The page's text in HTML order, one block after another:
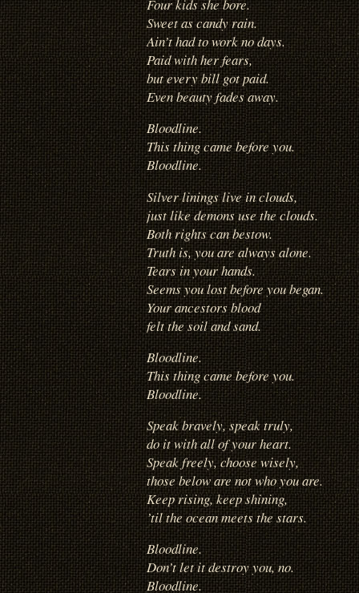
Four kids she bore.
Sweet as candy rain.
Ain’t had to work no days.
Paid with her fears,
but every bill got paid.
Even beauty fades away.
Bloodline.
This thing came before you.
Bloodline.
Silver linings live in clouds,
just like demons use the clouds.
Both rights can bestow.
Truth is, you are always alone.
Tears in your hands.
Seems you lost before you began.
Your ancestors blood
felt the soil and sand.
Bloodline.
This thing came before you.
Bloodline.
Speak bravely, speak truly,
do it with all of your heart.
Speak freely, choose wisely,
those below are not who you are.
Keep rising, keep shining,
’til the ocean meets the stars.
Bloodline.
Don’t let it destroy you, no.
Bloodline.